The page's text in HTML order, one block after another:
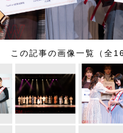
この記事の画像一覧（全